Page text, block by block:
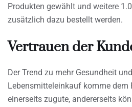
Produkten gewählt und weitere
zusätzlich dazu bestellt werden.
Vertrauen der
Der Trend zu mehr Gesundheit
Lebensmitteleinkauf komme dem
einerseits zugute, andererseits